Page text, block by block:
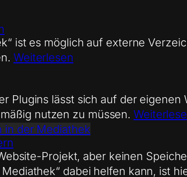
ist es möglich auf externe
Weiterlesen
Plugins lässt sich auf der eigenen
nutzen zu müssen.
in der Mediathek
Projekt, aber keinen
dabei helfen kann, ist